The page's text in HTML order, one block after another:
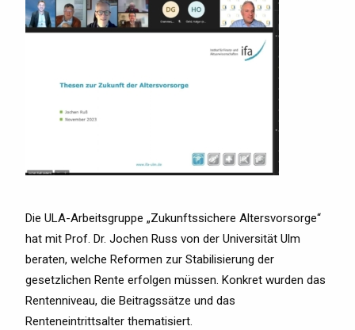
Die ULA-Arbeitsgruppe „Zukunftssichere Altersvorsorge“
hat mit Prof. Dr. Jochen Russ von der Universität Ulm
beraten, welche Reformen zur Stabilisierung der
gesetzlichen Rente erfolgen müssen. Konkret wurden das
Rentenniveau, die Beitragssätze und das
Renteneintrittsalter thematisiert.